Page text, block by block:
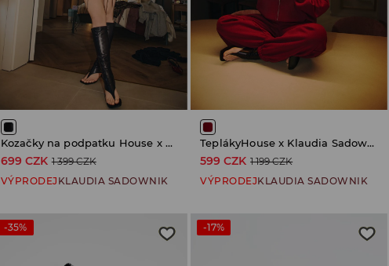
Kozačky na podpatku House x Klaudia Sadownik
699 CZK 1 399 CZK
VÝPRODEJ KLAUDIA SADOWNIK
TeplákyHouse x Klaudia Sadownik
599 CZK 1 199 CZK
VÝPRODEJKLAUDIA SADOWNIK
-35% -17%